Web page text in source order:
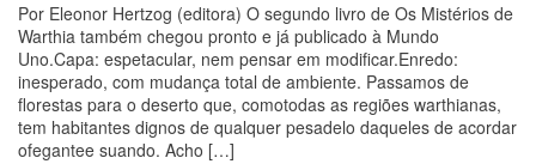
Por Eleonor Hertzog (editora) O segundo livro de Os Mistérios de
Warthia também chegou pronto e já publicado à Mundo
Uno.Capa: espetacular, nem pensar em modificar.Enredo:
inesperado, com mudança total de ambiente. Passamos de
florestas para o deserto que, comotodas as regiões warthianas,
tem habitantes dignos de qualquer pesadelo daqueles de acordar
ofegantee suando. Acho […]